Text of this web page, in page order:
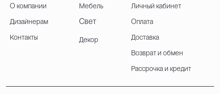
О компании
Дизайнерам
Контакты
Мебель
Свет
Декор
Личный кабинет
Оплата
Доставка
Возврат и обмен
Рассрочка и кредит